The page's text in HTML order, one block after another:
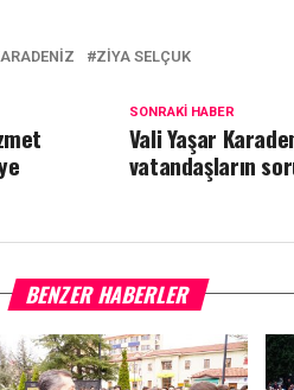
ZIYA SELÇUK
SONRAKI HABER
Vali Yaşar
vatandaşların
BENZER HABERLER